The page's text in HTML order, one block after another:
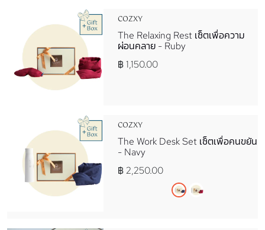
COZXY
The Relaxing Rest เซ็ตเพื่อความ
ผ่อนคลาย - Ruby
฿ 1,150.00
COZXY
The Work Desk Set เซ็ตเพื่อคนขยัน
- Navy
฿ 2,250.00